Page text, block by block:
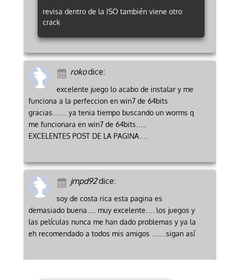
revisa dentro de la ISO también viene otro
crack
rokodice:
excelente juego lo acabo de instalar y me
funciona a la perfeccion en win7 de 64bits
gracias…… ya tenia tiempo buscando un worms q
me funcionara en win7 de 64bits…..
EXCELENTES POST DE LA PAGINA….
jmpd92dice:
soy de costa rica esta pagina es
demasiado buena…. muy excelente…. los juegos y
las películas nunca me han dado problemas y ya la
eh recomendado a todos mis amigos ……sigan así